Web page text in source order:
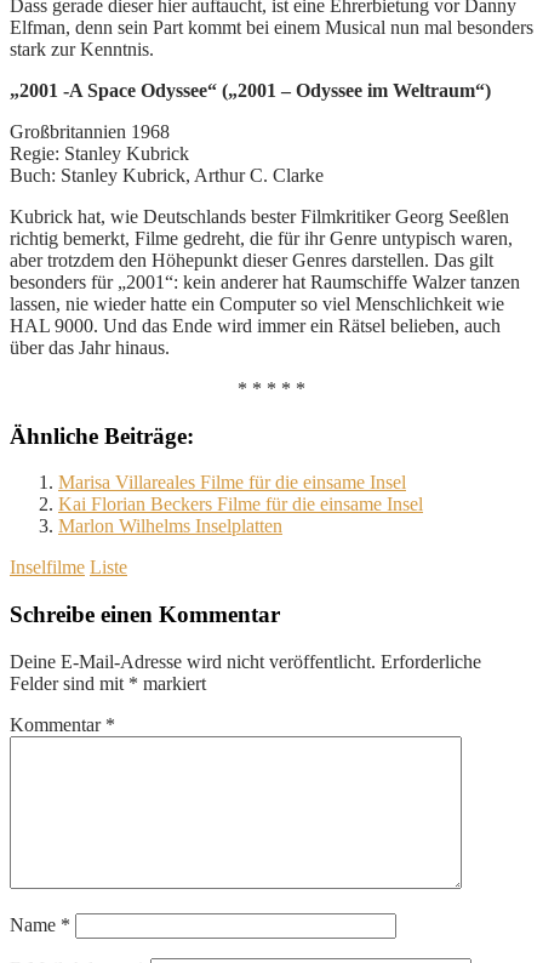
Dass gerade dieser hier auftaucht, ist eine Ehrerbietung vor Danny
Elfman, denn sein Part kommt bei einem Musical nun mal besonders
stark zur Kenntnis.
„2001 -A Space Odyssee“ („2001 – Odyssee im Weltraum“)
Großbritannien 1968
Regie: Stanley Kubrick
Buch: Stanley Kubrick, Arthur C. Clarke
Kubrick hat, wie Deutschlands bester Filmkritiker Georg Seeßlen
richtig bemerkt, Filme gedreht, die für ihr Genre untypisch waren,
aber trotzdem den Höhepunkt dieser Genres darstellen. Das gilt
besonders für „2001“: kein anderer hat Raumschiffe Walzer tanzen
lassen, nie wieder hatte ein Computer so viel Menschlichkeit wie
HAL 9000. Und das Ende wird immer ein Rätsel belieben, auch
über das Jahr hinaus.
* * * * *
Ähnliche Beiträge:
Marisa Villareales Filme für die einsame Insel
Kai Florian Beckers Filme für die einsame Insel
Marlon Wilhelms Inselplatten
Inselfilme Liste
Schreibe einen Kommentar
Deine E-Mail-Adresse wird nicht veröffentlicht. Erforderliche
Felder sind mit * markiert
Kommentar *
Name *